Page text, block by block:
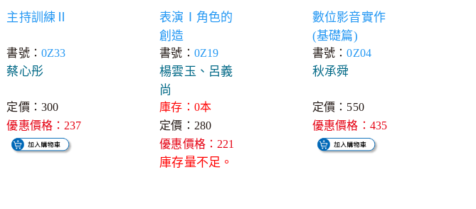
主持訓練Ⅱ
書號： 0Z33
蔡心彤
定價：300
優惠價格：237
表演Ⅰ角色的
創造
書號： 0Z19
楊雲玉、呂義
尚
庫存：0本
定價：280
優惠價格：221
庫存量不足。
數位影音實作
(基礎篇)
書號：0Z04
秋承舜
定價：550
優惠價格：435